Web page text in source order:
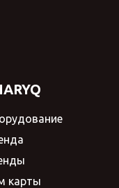
карты